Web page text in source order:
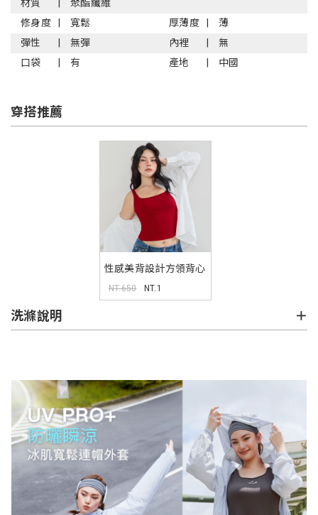
修身度
寬鬆 厚薄度
薄
彈性
無彈 內裡
無
口袋
有 產地 中國
穿搭推薦
性感美背設計方領背心
MUA
NT.650 NT.1
洗滌說明